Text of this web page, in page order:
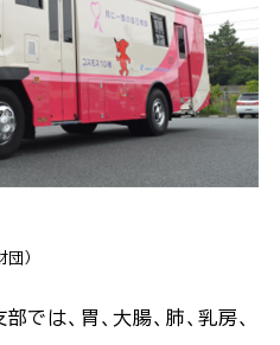
）
は、胃、大腸、肺、乳房、